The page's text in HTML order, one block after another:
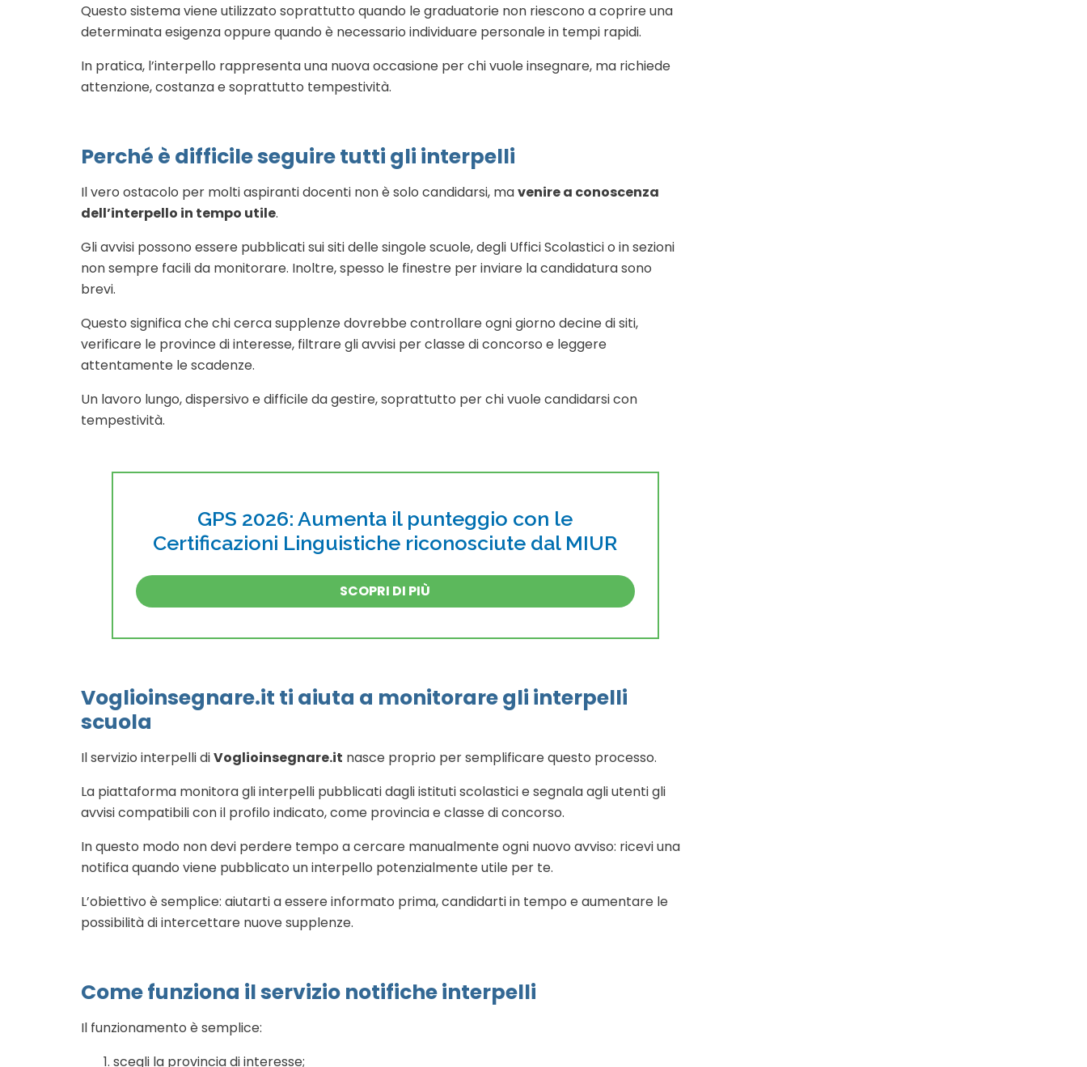
Questo sistema viene utilizzato soprattutto quando le graduatorie non riescono a coprire una
determinata esigenza oppure quando è necessario individuare personale in tempi rapidi.
In pratica, l’interpello rappresenta una nuova occasione per chi vuole insegnare, ma richiede
attenzione, costanza e soprattutto tempestività.
Perché è difficile seguire tutti gli interpelli
Il vero ostacolo per molti aspiranti docenti non è solo candidarsi, mavenire a conoscenza
dell’interpello in tempo utile.
Gli avvisi possono essere pubblicati sui siti delle singole scuole, degli Uffici Scolastici o in sezioni
non sempre facili da monitorare. Inoltre, spesso le finestre per inviare la candidatura sono
brevi.
Questo significa che chi cerca supplenze dovrebbe controllare ogni giorno decine di siti,
verificare le province di interesse, filtrare gli avvisi per classe di concorso e leggere
attentamente le scadenze.
Un lavoro lungo, dispersivo e difficile da gestire, soprattutto per chi vuole candidarsi con
tempestività.
GPS 2026: Aumenta il punteggio con le
Certificazioni Linguistiche riconosciute dal MIUR
SCOPRI DI PIÙ
Voglioinsegnare.it ti aiuta a monitorare gli interpelli
scuola
Il servizio interpelli diVoglioinsegnare.it nasce proprio per semplificare questo processo.
La piattaforma monitora gli interpelli pubblicati dagli istituti scolastici e segnala agli utenti gli
avvisi compatibili con il profilo indicato, come provincia e classe di concorso.
In questo modo non devi perdere tempo a cercare manualmente ogni nuovo avviso: ricevi una
notifica quando viene pubblicato un interpello potenzialmente utile per te.
L’obiettivo è semplice: aiutarti a essere informato prima, candidarti in tempo e aumentare le
possibilità di intercettare nuove supplenze.
Come funziona il servizio notifiche interpelli
Il funzionamento è semplice:
scegli la provincia di interesse;